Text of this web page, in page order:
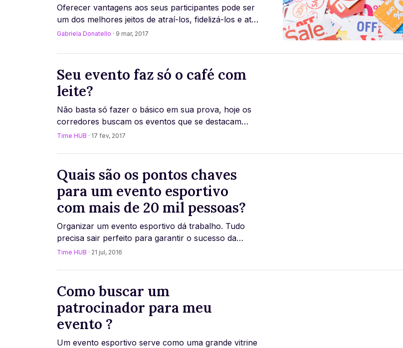
Oferecer vantagens aos seus participantes pode ser
um dos melhores jeitos de atraí-los, fidelizá-los e até
mesmo dar uma turbinada nas inscr [...]
Gabriela Donatello · 9 mar, 2017
Seu evento faz só o café com
leite?
Não basta só fazer o básico em sua prova, hoje os
corredores buscam os eventos que se destacam
Com cada vez mais provas no mercado e
Time HUB · 17 fev, 2017
Quais são os pontos chaves
para um evento esportivo
com mais de 20 mil pessoas?
Organizar um evento esportivo dá trabalho. Tudo
precisa sair perfeito para garantir o sucesso da
corrida. Imagine então organizar um “super e [...]
Time HUB · 21 jul, 2016
Como buscar um
patrocinador para meu
evento ?
Um evento esportivo serve como uma grande vitrine